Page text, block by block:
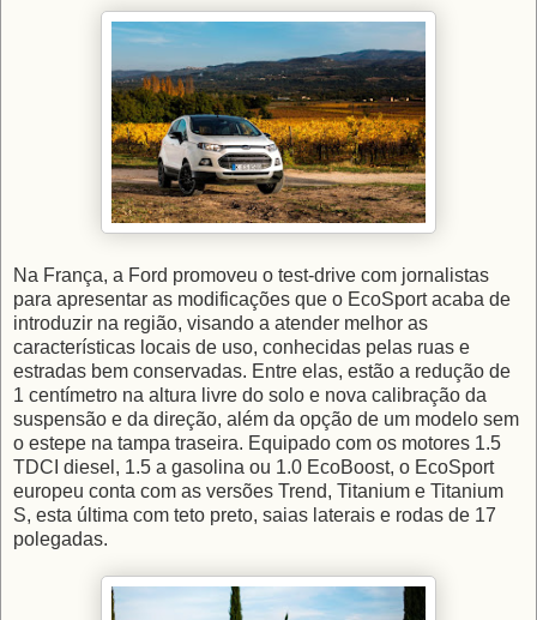
Na França, a Ford promoveu o test-drive com jornalistas
para apresentar as modificações que o EcoSport acaba de
introduzir na região, visando a atender melhor as
características locais de uso, conhecidas pelas ruas e
estradas bem conservadas. Entre elas, estão a redução de
1 centímetro na altura livre do solo e nova calibração da
suspensão e da direção, além da opção de um modelo sem
o estepe na tampa traseira. Equipado com os motores 1.5
TDCI diesel, 1.5 a gasolina ou 1.0 EcoBoost, o EcoSport
europeu conta com as versões Trend, Titanium e Titanium
S, esta última com teto preto, saias laterais e rodas de 17
polegadas.